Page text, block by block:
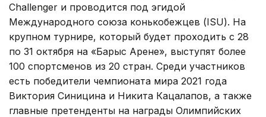
Challenger и проводится под эгидой
Международного союза конькобежцев (ISU). На
крупном турнире, который будет проходить с 28
по 31 октября на «Барыс Арене», выступят более
100 спортсменов из 20 стран. Среди участников
есть победители чемпионата мира 2021 года
Виктория Синицина и Никита Кацалапов, а также
главные претенденты на награды Олимпийских